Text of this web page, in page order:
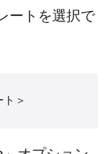
ートを選択で